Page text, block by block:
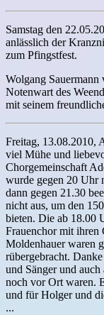
Samstag den
anlässlich der
zum Pfingstfest.
Wolgang Sauermann
Notenwart des
mit seinem
Freitag, 13.08.2010,
viel Mühe und
Chorgemeinschaft
wurde gegen 20 Uhr
dann gegen 21.30
nicht aus, um den
bieten. Die ab 18.00
Frauenchor mit ihren
Moldenhauer waren
rübergebracht.
und Sänger und
noch vor Ort waren.
und für Holger und
...